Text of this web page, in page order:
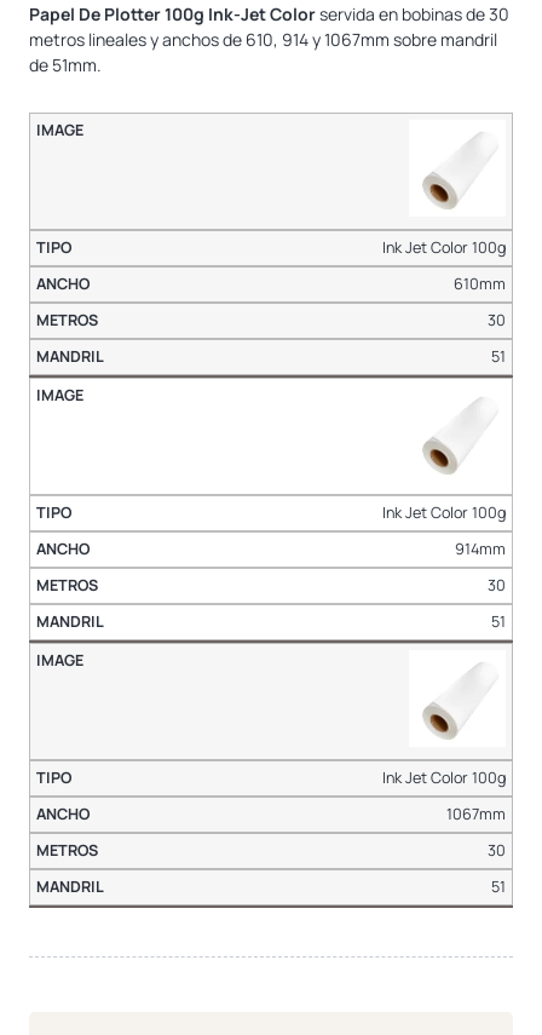
Papel De Plotter 100g Ink-Jet Colorservida en bobinas de 30
metros lineales y anchos de 610, 914 y 1067mm sobre mandril
de 51mm.
Ink Jet Color 100g
610mm
30
51
Ink Jet Color 100g
914mm
30
51
Ink Jet Color 100g
1067mm
30
51